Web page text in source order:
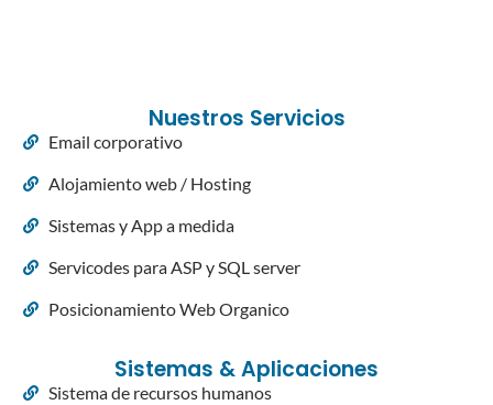
Nuestros Servicios
Email corporativo
Alojamiento web / Hosting
Sistemas y App a medida
Servicodes para ASP y SQL server
Posicionamiento Web Organico
Sistemas & Aplicaciones
Sistema de recursos humanos